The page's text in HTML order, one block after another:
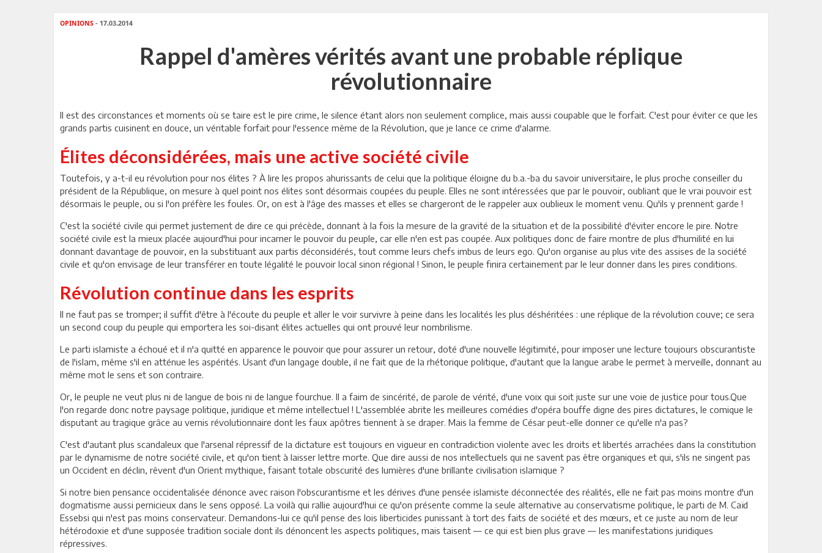
OPINIONS - 17.03.2014
Rappel d'amères vérités avant une probable réplique
révolutionnaire
Il est des circonstances et moments où se taire est le pire crime, le silence étant alors non seulement complice, mais aussi coupable que le forfait. C'est pour éviter ce que les
grands partis cuisinent en douce, un véritable forfait pour l'essence même de la Révolution, que je lance ce crime d'alarme.
Élites déconsidérées, mais une active société civile
Toutefois, y a-t-il eu révolution pour nos élites ? À lire les propos ahurissants de celui que la politique éloigne du b.a.-ba du savoir universitaire, le plus proche conseiller du
président de la République, on mesure à quel point nos élites sont désormais coupées du peuple. Elles ne sont intéressées que par le pouvoir, oubliant que le vrai pouvoir est
désormais le peuple, ou si l'on préfère les foules. Or, on est à l'âge des masses et elles se chargeront de le rappeler aux oublieux le moment venu. Qu'ils y prennent garde !
C'est la société civile qui permet justement de dire ce qui précède, donnant à la fois la mesure de la gravité de la situation et de la possibilité d'éviter encore le pire. Notre
société civile est la mieux placée aujourd'hui pour incarner le pouvoir du peuple, car elle n'en est pas coupée. Aux politiques donc de faire montre de plus d'humilité en lui
donnant davantage de pouvoir, en la substituant aux partis déconsidérés, tout comme leurs chefs imbus de leurs ego. Qu'on organise au plus vite des assises de la société
civile et qu'on envisage de leur transférer en toute légalité le pouvoir local sinon régional ! Sinon, le peuple finira certainement par le leur donner dans les pires conditions.
Révolution continue dans les esprits
Il ne faut pas se tromper; il suffit d'être à l'écoute du peuple et aller le voir survivre à peine dans les localités les plus déshéritées : une réplique de la révolution couve; ce sera
un second coup du peuple qui emportera les soi-disant élites actuelles qui ont prouvé leur nombrilisme.
Le parti islamiste a échoué et il n'a quitté en apparence le pouvoir que pour assurer un retour, doté d'une nouvelle légitimité, pour imposer une lecture toujours obscurantiste
de l'islam, même s'il en atténue les aspérités. Usant d'un langage double, il ne fait que de la rhétorique politique, d'autant que la langue arabe le permet à merveille, donnant au
même mot le sens et son contraire.
Or, le peuple ne veut plus ni de langue de bois ni de langue fourchue. Il a faim de sincérité, de parole de vérité, d'une voix qui soit juste sur une voie de justice pour tous.Que
l'on regarde donc notre paysage politique, juridique et même intellectuel ! L'assemblée abrite les meilleures comédies d'opéra bouffe digne des pires dictatures, le comique le
disputant au tragique grâce au vernis révolutionnaire dont les faux apôtres tiennent à se draper. Mais la femme de César peut-elle donner ce qu'elle n'a pas?
C'est d'autant plus scandaleux que l'arsenal répressif de la dictature est toujours en vigueur en contradiction violente avec les droits et libertés arrachées dans la constitution
par le dynamisme de notre société civile, et qu'on tient à laisser lettre morte. Que dire aussi de nos intellectuels qui ne savent pas être organiques et qui, s'ils ne singent pas
un Occident en déclin, rêvent d'un Orient mythique, faisant totale obscurité des lumières d'une brillante civilisation islamique ?
Si notre bien pensance occidentalisée dénonce avec raison l'obscurantisme et les dérives d'une pensée islamiste déconnectée des réalités, elle ne fait pas moins montre d'un
dogmatisme aussi pernicieux dans le sens opposé. La voilà qui rallie aujourd'hui ce qu'on présente comme la seule alternative au conservatisme politique, le parti de M. Caïd
Essebsi qui n'est pas moins conservateur. Demandons-lui ce qu'il pense des lois liberticides punissant à tort des faits de société et des mœurs, et ce juste au nom de leur
hétérodoxie et d'une supposée tradition sociale dont ils dénoncent les aspects politiques, mais taisent — ce qui est bien plus grave — les manifestations juridiques
répressives.